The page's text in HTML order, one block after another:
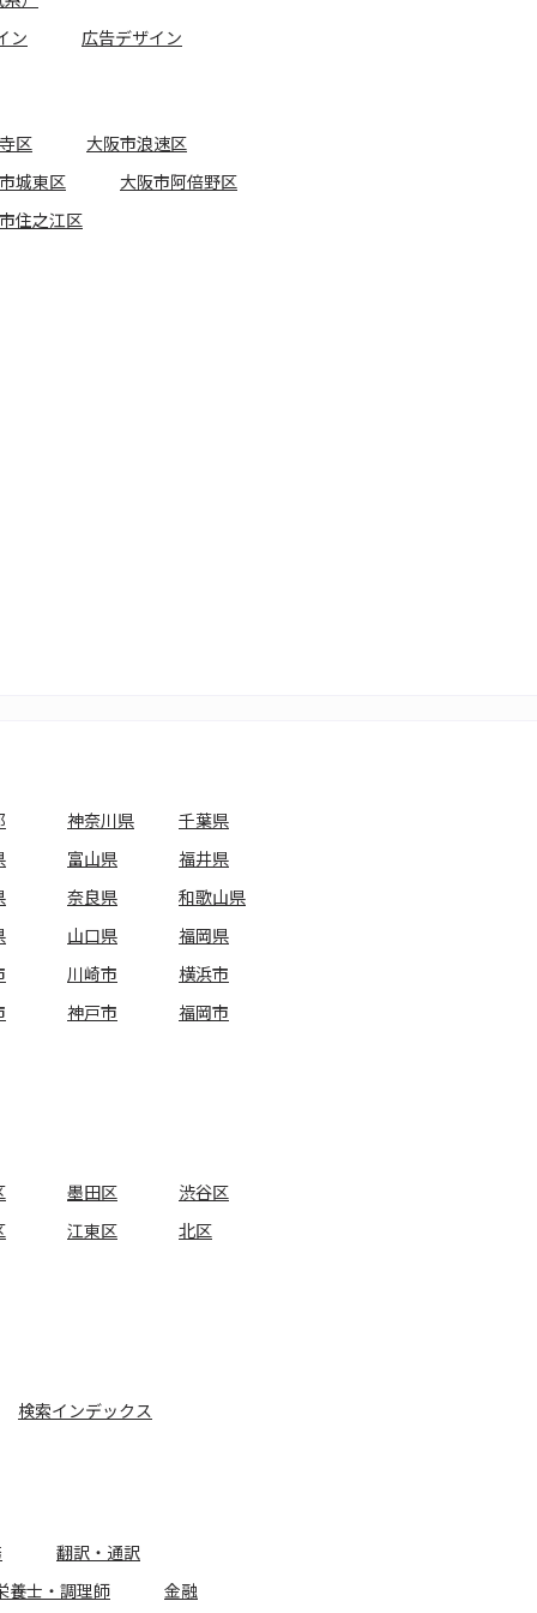
ン
広告デザイン
区
大阪市浪速区
城東区
大阪市阿倍野区
住之江区
神奈川県
千葉県
富山県
福井県
奈良県
和歌山県
山口県
福岡県
川崎市
横浜市
神戸市 福岡市
墨田区
渋谷区
江東区 北区
検索インデックス
翻訳・通訳
養士・調理師
金融